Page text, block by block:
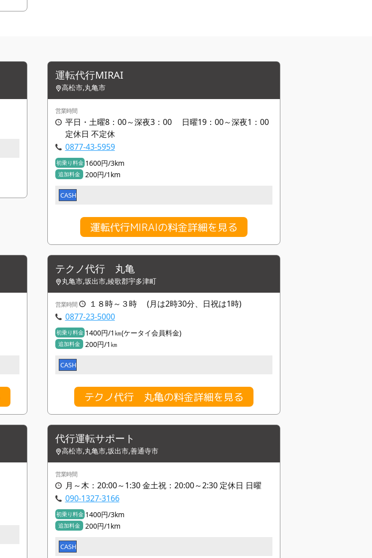
運転代行MIRAI
高松市,丸亀市
営業時間
平日・土曜8：00～深夜3：00 日曜19：00～深夜1：00
定休日 不定休
0877-43-5959
初乗り料金 1600円/3km
追加料金 200円/1km
CASH
運転代行MIRAIの料金詳細を見る
テクノ代行 丸亀
丸亀市,坂出市,綾歌郡宇多津町
営業時間
１８時～３時 (月は2時30分、日祝は1時)
0877-23-5000
初乗り料金 1400円/1㎞(ケータイ会員料金)
追加料金 200円/1㎞
CASH
テクノ代行 丸亀の料金詳細を見る
代行運転サポート
高松市,丸亀市,坂出市,善通寺市
営業時間
月～木：20:00～1:30 金土祝：20:00～2:30 定休日 日曜
090-1327-3166
初乗り料金 1400円/3km
追加料金 200円/1km
CASH